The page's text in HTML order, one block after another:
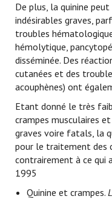
De plus, la quinine
indésirables graves,
troubles
hémolytique,
disséminée. Des
cutanées et des
acouphènes) ont
Etant donné le très
crampes musculaires
graves voire fatals, la
pour le traitement des
contrairement à ce qui
1995
Quinine et crampes.